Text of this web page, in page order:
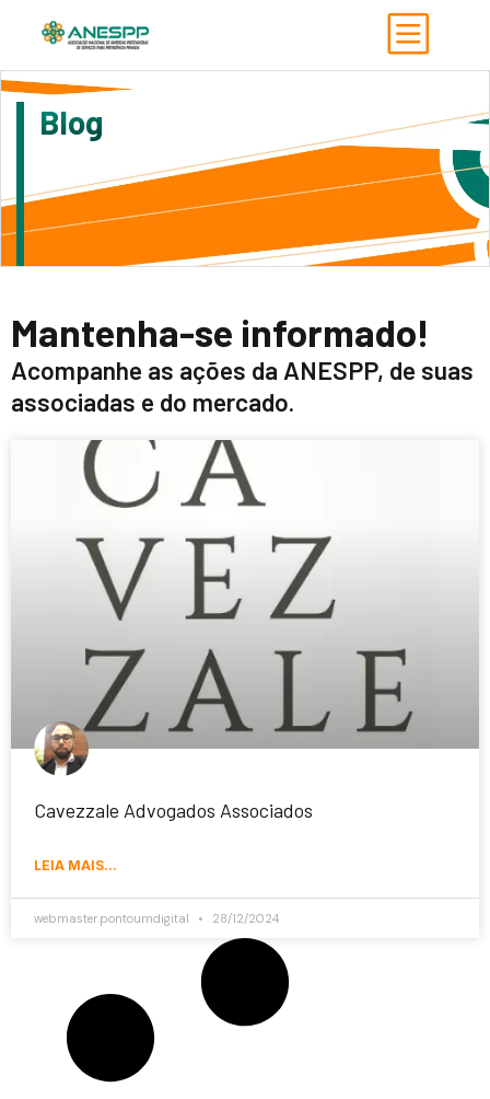
Blog
Mantenha-se informado!
Acompanhe as ações da ANESPP, de suas
associadas e do mercado.
Cavezzale Advogados Associados
LEIA MAIS...
webmaster.pontoumdigital 28/12/2024